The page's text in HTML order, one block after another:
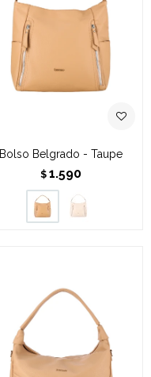
Bolso Belgrado - Taupe
$ 1.590